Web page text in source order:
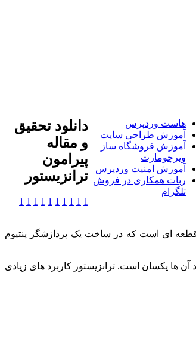
هاست وردپرس
آموزش طراحی سایت
آموزش فروشگاه ساز
ویرچومارت
آموزش امنیت وردپرس
ربات همکاری در فروش
تلگرام
دانلود تحقیق
و مقاله
پیرامون
ترانزیستور
1
1
1
1
1
1
1
1
1
1
قطعه ای است که در ساخت یک پردازشگر پنتیوم
عملکرد آن ها یکسان است. ترانزیستور کاربرد های زیادی